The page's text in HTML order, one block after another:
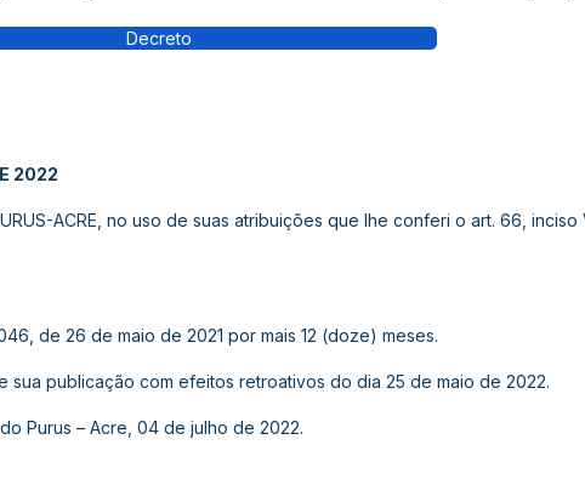
Decreto
2022
ACRE, no uso de suas atribuições que lhe conferi o art. 66,
de 26 de maio de 2021 por mais 12 (doze) meses.
sua publicação com efeitos retroativos do dia 25 de maio de 2022.
Purus – Acre, 04 de julho de 2022.